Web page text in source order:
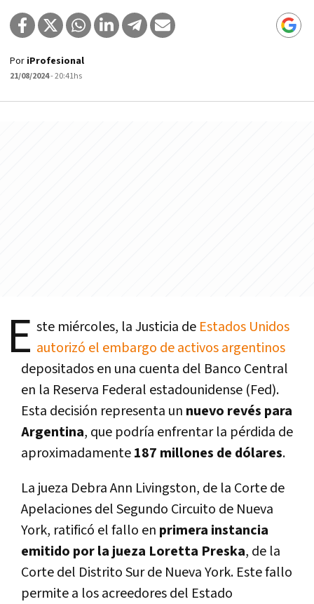
Por iProfesional
21/08/2024- 20:41hs
E ste miércoles, la Justicia de Estados Unidos
autorizó el embargo de activos argentinos
depositados en una cuenta del Banco Central
en la Reserva Federal estadounidense (Fed).
Esta decisión representa un nuevo revés para
Argentina, que podría enfrentar la pérdida de
aproximadamente187 millones de dólares.
La jueza Debra Ann Livingston, de la Corte de
Apelaciones del Segundo Circuito de Nueva
York, ratificó el fallo en primera instancia
emitido por la jueza Loretta Preska, de la
Corte del Distrito Sur de Nueva York. Este fallo
permite a los acreedores del Estado